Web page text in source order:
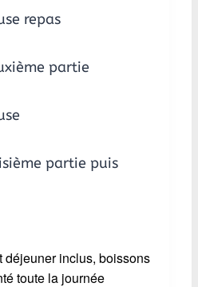
repas
partie
partie puis
déjeuner inclus, boissons
toute la journée